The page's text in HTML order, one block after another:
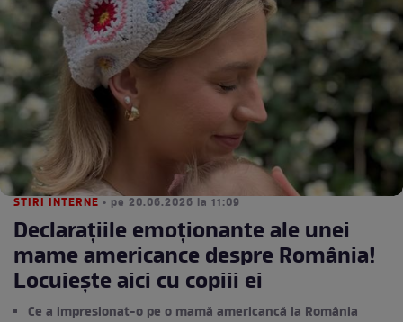
STIRI INTERNE • pe 20.06.2026 la 11:09
Declarațiile emoționante ale unei
mame americance despre România!
Locuiește aici cu copiii ei
Ce a impresionat-o pe o mamă americancă la România